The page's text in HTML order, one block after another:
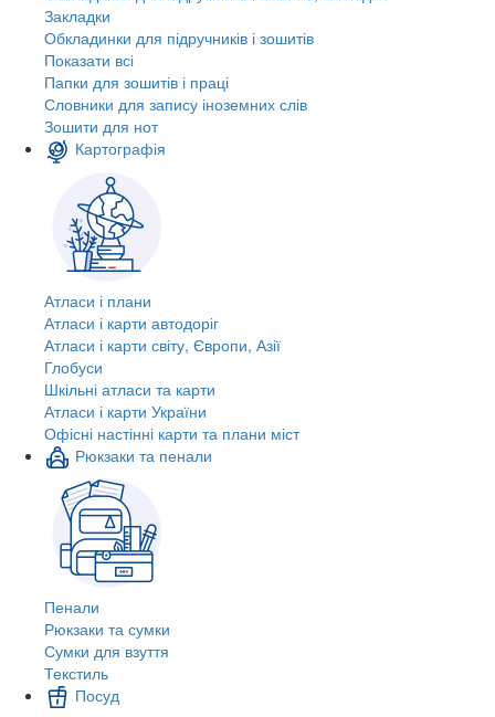
Закладки
Обкладинки для підручників і зошитів
Показати всі
Папки для зошитів і праці
Словники для запису іноземних слів
Зошити для нот
Картографія
Атласи і плани
Атласи і карти автодоріг
Атласи і карти світу, Європи, Азії
Глобуси
Шкільні атласи та карти
Атласи і карти України
Офісні настінні карти та плани міст
Рюкзаки та пенали
Пенали
Рюкзаки та сумки
Сумки для взуття
Текстиль
Посуд